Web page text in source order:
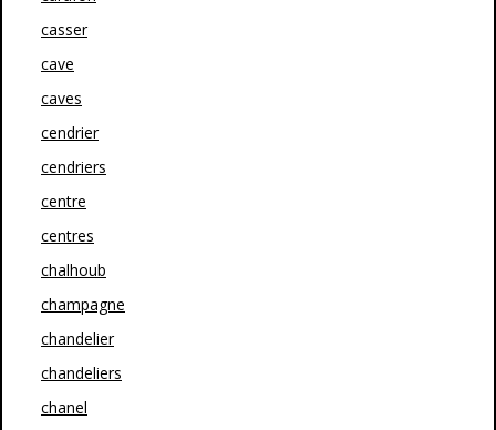
casser
cave
caves
cendrier
cendriers
centre
centres
chalhoub
champagne
chandelier
chandeliers
chanel